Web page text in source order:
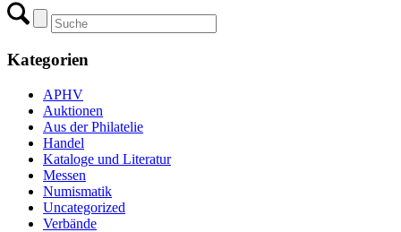
Kategorien
APHV
Auktionen
Aus der Philatelie
Handel
Kataloge und Literatur
Messen
Numismatik
Uncategorized
Verbände